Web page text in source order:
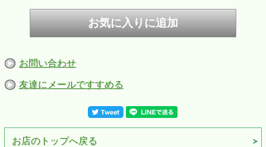
お問い合わせ
友達にメールですすめる
お店のトップへ戻る